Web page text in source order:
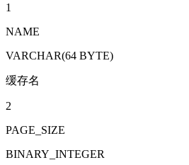
1
NAME
VARCHAR(64 BYTE)
缓存名
2
PAGE_SIZE
BINARY_INTEGER